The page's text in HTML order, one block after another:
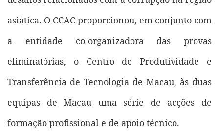
asiática. O CCAC proporcionou, em conjunto com
a entidade co-organizadora das provas
eliminatórias, o Centro de Produtividade e
Transferência de Tecnologia de Macau, às duas
equipas de Macau uma série de acções de
formação profissional e de apoio técnico.